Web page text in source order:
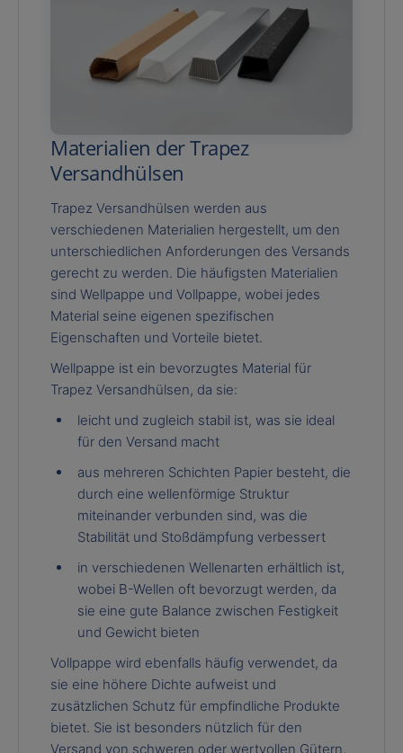
Materialien der Trapez
Versandhülsen
Trapez Versandhülsen werden aus
verschiedenen Materialien hergestellt, um den
unterschiedlichen Anforderungen des Versands
gerecht zu werden. Die häufigsten Materialien
sind Wellpappe und Vollpappe, wobei jedes
Material seine eigenen spezifischen
Eigenschaften und Vorteile bietet.
Wellpappe ist ein bevorzugtes Material für
Trapez Versandhülsen, da sie:
leicht und zugleich stabil ist, was sie ideal
für den Versand macht
aus mehreren Schichten Papier besteht, die
durch eine wellenförmige Struktur
miteinander verbunden sind, was die
Stabilität und Stoßdämpfung verbessert
in verschiedenen Wellenarten erhältlich ist,
wobei B-Wellen oft bevorzugt werden, da
sie eine gute Balance zwischen Festigkeit
und Gewicht bieten
Vollpappe wird ebenfalls häufig verwendet, da
sie eine höhere Dichte aufweist und
zusätzlichen Schutz für empfindliche Produkte
bietet. Sie ist besonders nützlich für den
Versand von schweren oder wertvollen Gütern,